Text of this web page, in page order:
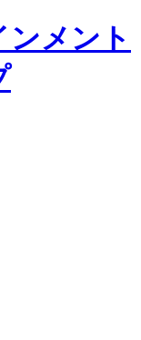
メント